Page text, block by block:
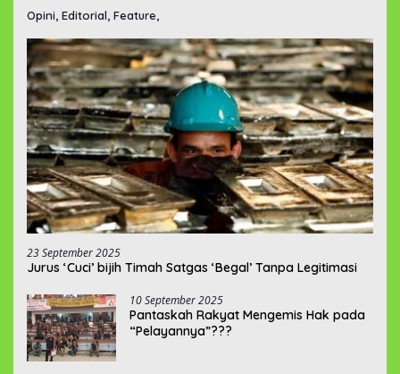
Opini, Editorial, Feature,
23 September 2025
Jurus ‘Cuci’ bijih Timah Satgas ‘Begal’ Tanpa Legitimasi
10 September 2025
Pantaskah Rakyat Mengemis Hak pada
“Pelayannya”???